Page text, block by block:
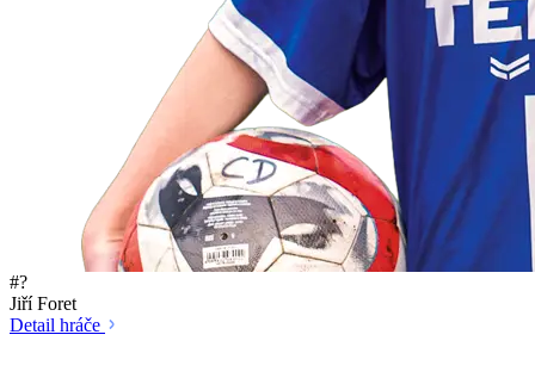
#?
Jiří Foret
Detail hráče